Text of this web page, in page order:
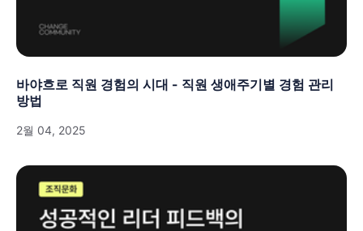
바야흐로 직원 경험의 시대 - 직원 생애주기별 경험 관리
방법
2월 04, 2025